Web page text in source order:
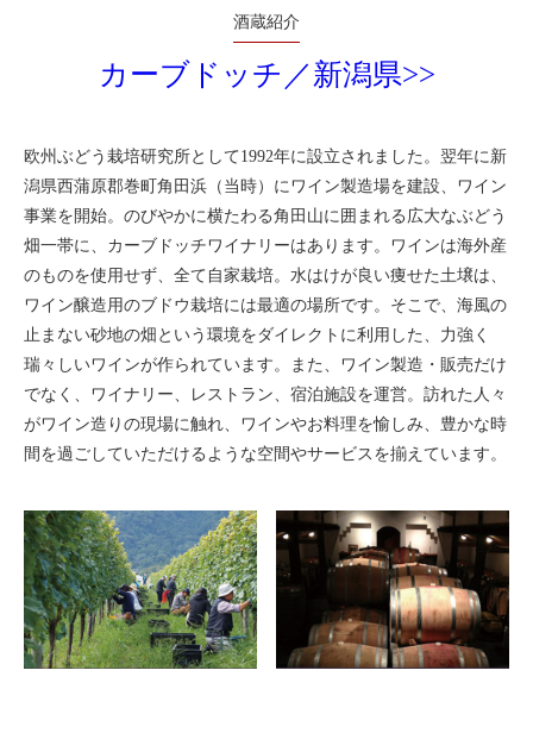
酒蔵紹介
カーブドッチ／新潟県>>
欧州ぶどう栽培研究所として1992年に設立されました。翌年に新
潟県西蒲原郡巻町角田浜（当時）にワイン製造場を建設、ワイン
事業を開始。のびやかに横たわる角田山に囲まれる広大なぶどう
畑一帯に、カーブドッチワイナリーはあります。ワインは海外産
のものを使用せず、全て自家栽培。水はけが良い痩せた土壌は、
ワイン醸造用のブドウ栽培には最適の場所です。そこで、海風の
止まない砂地の畑という環境をダイレクトに利用した、力強く
瑞々しいワインが作られています。また、ワイン製造・販売だけ
でなく、ワイナリー、レストラン、宿泊施設を運営。訪れた人々
がワイン造りの現場に触れ、ワインやお料理を愉しみ、豊かな時
間を過ごしていただけるような空間やサービスを揃えています。